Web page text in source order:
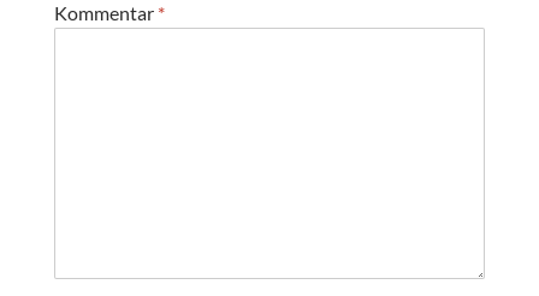
Kommentar *